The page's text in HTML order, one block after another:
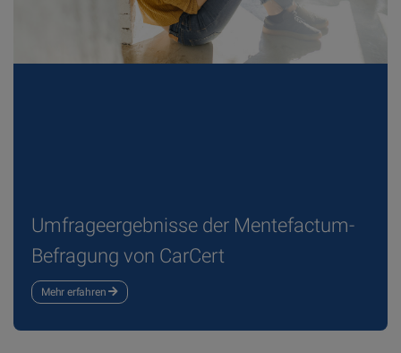
Umfrageergebnisse der Mentefactum-
Befragung von CarCert
Mehr erfahren